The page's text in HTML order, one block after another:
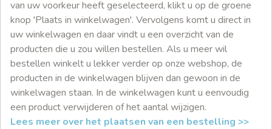
van uw voorkeur heeft geselecteerd, klikt u op de groene
knop 'Plaats in winkelwagen'. Vervolgens komt u direct in
uw winkelwagen en daar vindt u een overzicht van de
producten die u zou willen bestellen. Als u meer wil
bestellen winkelt u lekker verder op onze webshop, de
producten in de winkelwagen blijven dan gewoon in de
winkelwagen staan. In de winkelwagen kunt u eenvoudig
een product verwijderen of het aantal wijzigen.
Lees meer over het plaatsen van een bestelling >>